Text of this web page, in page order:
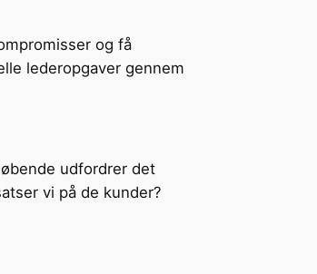
og få
lederopgaver gennem
udfordrer det
vi på de kunder?